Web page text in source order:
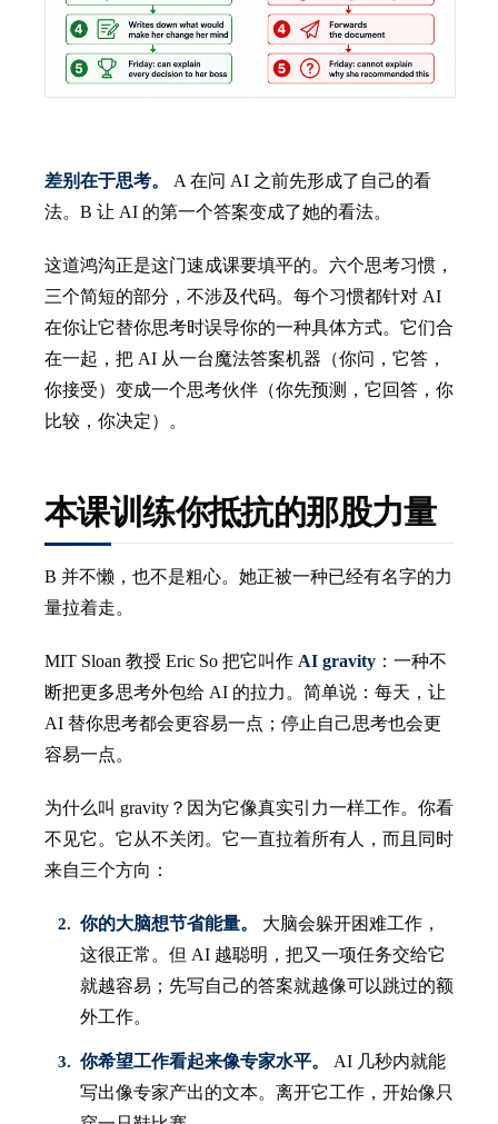
差别在于思考。
A 在问 AI 之前先形成了自己的看
法。B 让 AI 的第一个答案变成了她的看法。
这道鸿沟正是这门速成课要填平的。六个思考习惯，
三个简短的部分，不涉及代码。每个习惯都针对 AI
在你让它替你思考时误导你的一种具体方式。它们合
在一起，把 AI 从一台魔法答案机器（你问，它答，
你接受）变成一个思考伙伴（你先预测，它回答，你
比较，你决定）。
本课训练你抵抗的那股力量
B 并不懒，也不是粗心。她正被一种已经有名字的力
量拉着走。
MIT Sloan 教授 Eric So 把它叫作 AI gravity ：一种不
断把更多思考外包给 AI 的拉力。简单说：每天，让
AI 替你思考都会更容易一点；停止自己思考也会更
容易一点。
为什么叫 gravity？因为它像真实引力一样工作。你看
不见它。它从不关闭。它一直拉着所有人，而且同时
来自三个方向：
你的大脑想节省能量。
大脑会躲开困难工作，
这很正常。但 AI 越聪明，把又一项任务交给它
就越容易；先写自己的答案就越像可以跳过的额
外工作。
你希望工作看起来像专家水平。
AI 几秒内就能
写出像专家产出的文本。离开它工作，开始像只